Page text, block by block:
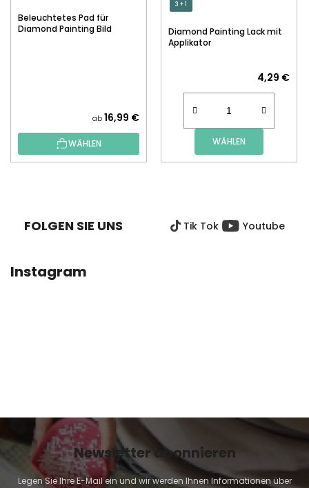
Beleuchtetes Pad für
Diamond Painting Bild
ab 16,99 €
WÄHLEN
3 + 1
Diamond Painting Lack mit
Applikator
4,29 €
WÄHLEN
FOLGEN SIE UNS Tik Tok Youtube
Instagram
Newsletter abonnieren
Legen Sie Ihre E-Mail ein und wir werden Ihnen Informationen über